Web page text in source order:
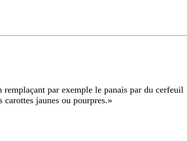
remplaçant par exemple le panais par du cerfeuil
carottes jaunes ou pourpres.»